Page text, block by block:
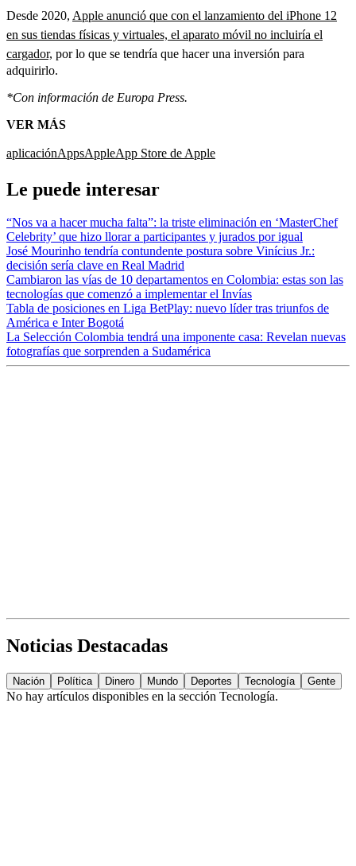
Desde 2020, Apple anunció que con el lanzamiento del iPhone 12
en sus tiendas físicas y virtuales, el aparato móvil no incluiría el
cargador, por lo que se tendría que hacer una inversión para
adquirirlo.
*Con información de Europa Press.
VER MÁS
aplicaciónAppsAppleApp Store de Apple
Le puede interesar
“Nos va a hacer mucha falta”: la triste eliminación en ‘MasterChef
Celebrity’ que hizo llorar a participantes y jurados por igual
José Mourinho tendría contundente postura sobre Vinícius Jr.:
decisión sería clave en Real Madrid
Cambiaron las vías de 10 departamentos en Colombia: estas son las
tecnologías que comenzó a implementar el Invías
Tabla de posiciones en Liga BetPlay: nuevo líder tras triunfos de
América e Inter Bogotá
La Selección Colombia tendrá una imponente casa: Revelan nuevas
fotografías que sorprenden a Sudamérica
Noticias Destacadas
Nación Política Dinero Mundo Deportes Tecnología Gente
No hay artículos disponibles en la sección Tecnología.